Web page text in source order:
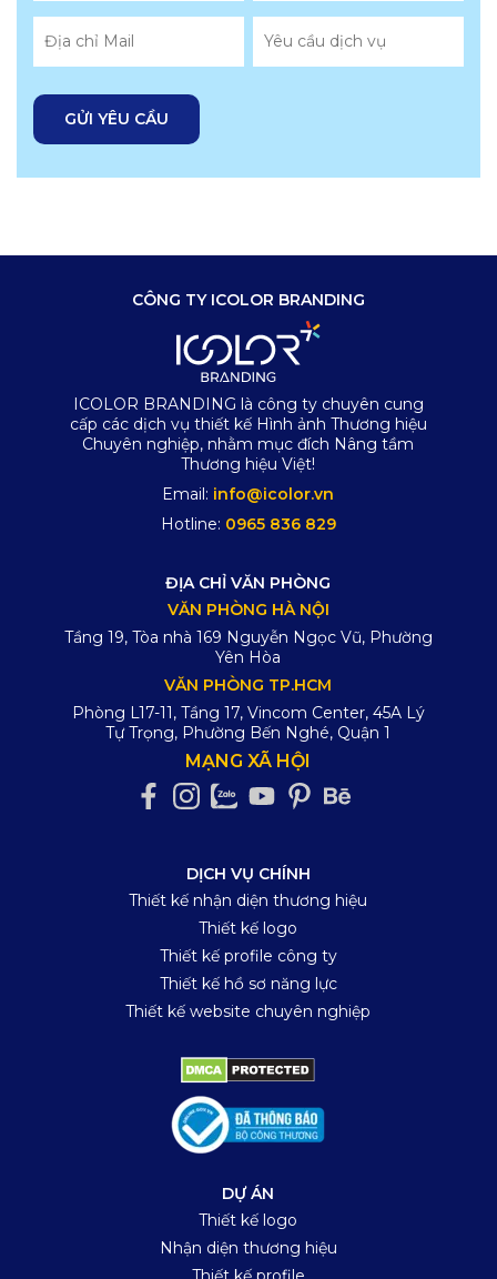
CÔNG TY ICOLOR BRANDING
ICOLOR BRANDING là công ty chuyên cung
cấp các dịch vụ thiết kế Hình ảnh Thương hiệu
Chuyên nghiệp, nhằm mục đích Nâng tầm
Thương hiệu Việt!
Email: info@icolor.vn
Hotline: 0965 836 829
ĐỊA CHỈ VĂN PHÒNG
VĂN PHÒNG HÀ NỘI
Tầng 19, Tòa nhà 169 Nguyễn Ngọc Vũ, Phường
Yên Hòa
VĂN PHÒNG TP.HCM
Phòng L17-11, Tầng 17, Vincom Center, 45A Lý
Tự Trọng, Phường Bến Nghé, Quận 1
MẠNG XÃ HỘI
DỊCH VỤ CHÍNH
Thiết kế nhận diện thương hiệu
Thiết kế logo
Thiết kế profile công ty
Thiết kế hồ sơ năng lực
Thiết kế website chuyên nghiệp
DỰ ÁN
Thiết kế logo
Nhận diện thương hiệu